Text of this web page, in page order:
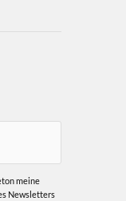
meine
Newsletters